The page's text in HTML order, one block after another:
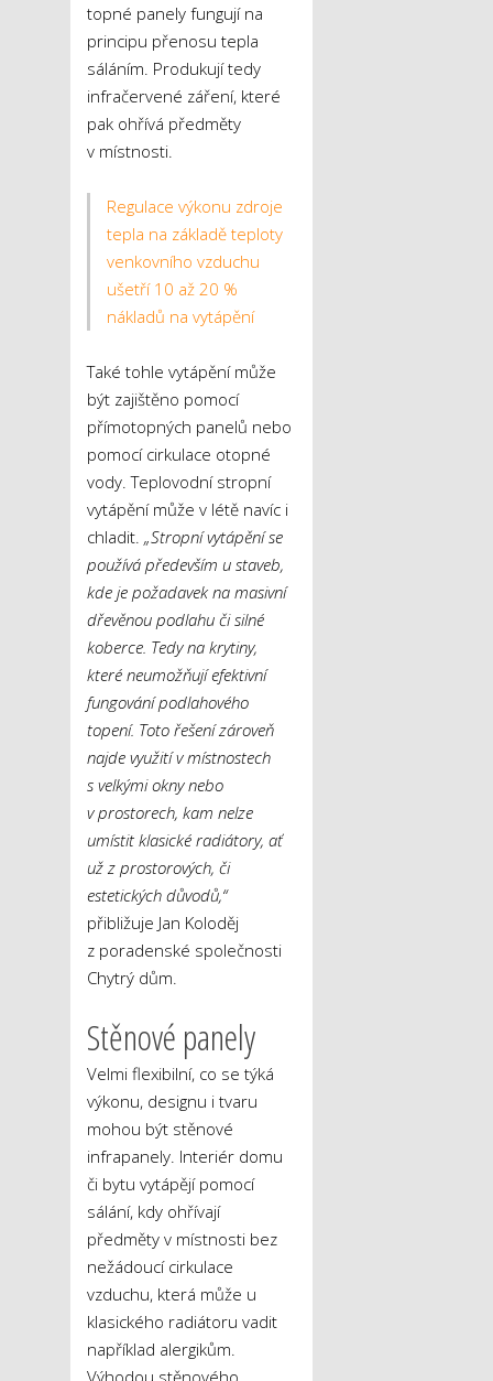
topné panely fungují na
principu přenosu tepla
sáláním. Produkují tedy
infračervené záření, které
pak ohřívá předměty
v místnosti.
Regulace výkonu zdroje
tepla na základě teploty
venkovního vzduchu
ušetří 10 až 20 %
nákladů na vytápění
Také tohle vytápění může
být zajištěno pomocí
přímotopných panelů nebo
pomocí cirkulace otopné
vody. Teplovodní stropní
vytápění může v létě navíc i
chladit. „Stropní vytápění se
používá především u staveb,
kde je požadavek na masivní
dřevěnou podlahu či silné
koberce. Tedy na krytiny,
které neumožňují efektivní
fungování podlahového
topení. Toto řešení zároveň
najde využití v místnostech
s velkými okny nebo
v prostorech, kam nelze
umístit klasické radiátory, ať
už z prostorových, či
estetických důvodů,“
přibližuje Jan Koloděj
z poradenské společnosti
Chytrý dům.
Stěnové panely
Velmi flexibilní, co se týká
výkonu, designu i tvaru
mohou být stěnové
infrapanely. Interiér domu
či bytu vytápějí pomocí
sálání, kdy ohřívají
předměty v místnosti bez
nežádoucí cirkulace
vzduchu, která může u
klasického radiátoru vadit
například alergikům.
Výhodou stěnového